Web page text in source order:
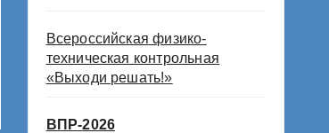
Всероссийская физико-
техническая контрольная
«Выходи решать!»
ВПР-2026